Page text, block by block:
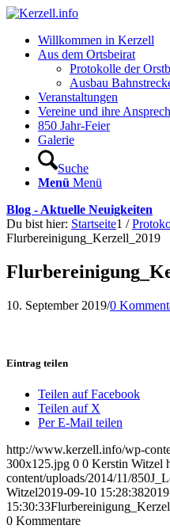
Willkommen in Kerzell
Aus dem Ortsbeirat
Protokolle der
Ausbau
Veranstaltungen
Vereine und ihre
850 Jahr-Feier
Galerie
Suche
Menü Menü
Blog - Aktuelle Neuigkeiten
Du bist hier: Startseite1 /
Flurbereinigung_Kerzell_2019
10. September 2019/0
Eintrag teilen
Teilen auf Facebook
Teilen auf X
Per E-Mail teilen
http://www.kerzell.info/wp-
300x125.jpg 0 0 Kerstin Witzel
content/uploads/2014/11/
Witzel2019-09-10 15:28:38
15:30:33
0 Kommentare